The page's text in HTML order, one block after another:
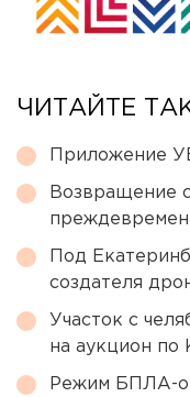
ЧИТАЙТЕ
Приложение
Возвращение
Под
создателя
Участок с
на аукцион по
Режим БПЛА-